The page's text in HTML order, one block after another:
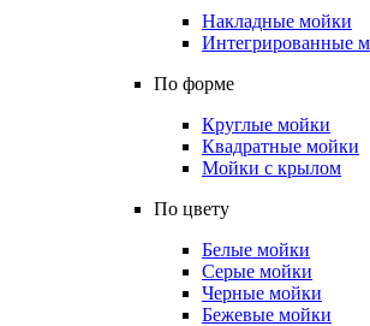
Накладные мойки
Интегрированные
По форме
Круглые мойки
Квадратные мойки
Мойки с крылом
По цвету
Белые мойки
Серые мойки
Черные мойки
Бежевые мойки